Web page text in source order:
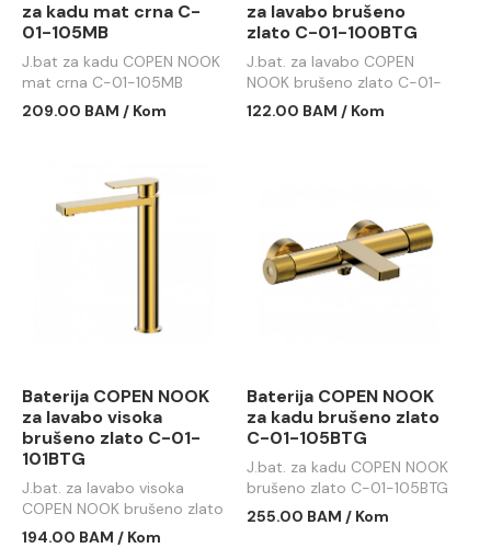
za kadu mat crna C-
01-105MB
J.bat za kadu COPEN NOOK
mat crna C-01-105MB
209.00 BAM / Kom
za lavabo brušeno
zlato C-01-100BTG
J.bat. za lavabo COPEN
NOOK brušeno zlato C-01-
100BTG
122.00 BAM / Kom
Baterija COPEN NOOK
za lavabo visoka
brušeno zlato C-01-
101BTG
J.bat. za lavabo visoka
COPEN NOOK brušeno zlato
C-01-101BTG
194.00 BAM / Kom
Baterija COPEN NOOK
za kadu brušeno zlato
C-01-105BTG
J.bat. za kadu COPEN NOOK
brušeno zlato C-01-105BTG
255.00 BAM / Kom